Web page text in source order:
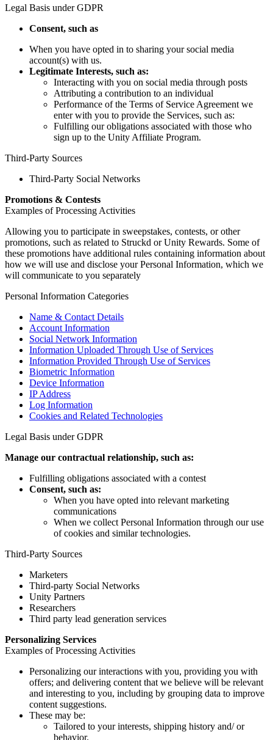
Legal Basis under GDPR
Consent, such as
When you have opted in to sharing your social media
account(s) with us.
Legitimate Interests, such as:
Interacting with you on social media through posts
Attributing a contribution to an individual
Performance of the Terms of Service Agreement we
enter with you to provide the Services, such as:
Fulfilling our obligations associated with those who
sign up to the Unity Affiliate Program.
Third-Party Sources
Third-Party Social Networks
Promotions & Contests
Examples of Processing Activities
Allowing you to participate in sweepstakes, contests, or other
promotions, such as related to Struckd or Unity Rewards. Some of
these promotions have additional rules containing information about
how we will use and disclose your Personal Information, which we
will communicate to you separately
Personal Information Categories
Name & Contact Details
Account Information
Social Network Information
Information Uploaded Through Use of Services
Information Provided Through Use of Services
Biometric Information
Device Information
IP Address
Log Information
Cookies and Related Technologies
Legal Basis under GDPR
Manage our contractual relationship, such as:
Fulfilling obligations associated with a contest
Consent, such as:
When you have opted into relevant marketing
communications
When we collect Personal Information through our use
of cookies and similar technologies.
Third-Party Sources
Marketers
Third-party Social Networks
Unity Partners
Researchers
Third party lead generation services
Personalizing Services
Examples of Processing Activities
Personalizing our interactions with you, providing you with
offers; and delivering content that we believe will be relevant
and interesting to you, including by grouping data to improve
content suggestions.
These may be:
Tailored to your interests, shipping history and/ or
behavior.